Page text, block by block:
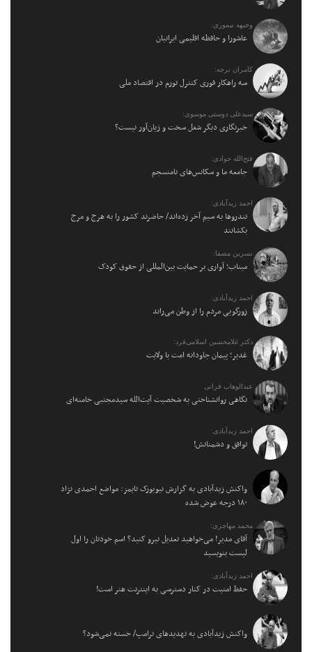
وجیهه تیموری:
عاشورا و حافظه اقلیمی ایرانیان
کامران نرجه:
سه راهکار فوری کنترل تورم در اقتصاد ملی
سیدعلی دوستی موسوی:
خبرنگاری دیگر شغل سخت و زیان‌آور نیست؟
فتح‌الله جوادی:
جامعه ما و سکانس‌های نامنسجم
احمد زیدآبادی:
تندروها به سیم آخر زده‌اند/ حاضرند کشور را به هرج و مرج
بکشانند
نسرین مصفا:
میناب؛ آواری بر حمایت بین‌المللی از حقوق کودک
احمد زیدآبادی:
زورگویی مردم را از وطن می‌راند
دکتر غلامحسین اسلامی‌فرد:
غدیر؛ پیمان جاودانه امت با ولایت
عبدالوهاب فراتی
نگاهی روانشناختی به شخصیت آیت‌الله سیدمجتبی خامنه‌ای
احمد زیدآبادی:
توافق و دشمنانش!
واکنش زیدآبادی به گزارش نیویورک تایمز: مواضع احمدی نژاد
۱۸۰ درجه عوض شده
محمد مهاجری:
آقای مدیر! می‌خواهید تعدیل نیرو کنید؟ اسم خودتان را اول
لیست بنویسید
احمد زیدآبادی:
حفظ امنیت در کنار دسترسی به اینترنت هنر است!
واکنش زیدآبادی به تهدیدهای ترامپ/ خسته نمی‌شود؟